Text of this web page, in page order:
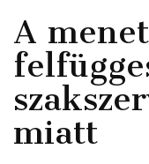
A
miatt